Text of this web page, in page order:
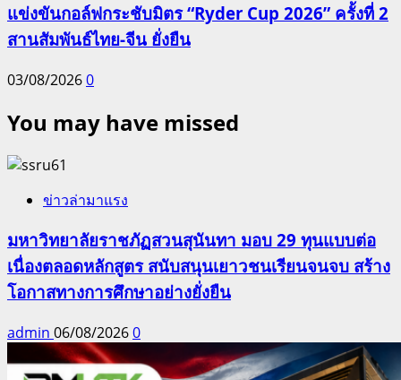
แข่งขันกอล์ฟกระชับมิตร “Ryder Cup 2026” ครั้งที่ 2
สานสัมพันธ์ไทย-จีน ยั่งยืน
03/08/20260
You may have missed
ข่าวล่ามาแรง
มหาวิทยาลัยราชภัฏสวนสุนันทา มอบ 29 ทุนแบบต่อ
เนื่องตลอดหลักสูตร สนับสนุนเยาวชนเรียนจนจบ สร้าง
โอกาสทางการศึกษาอย่างยั่งยืน
admin 06/08/20260